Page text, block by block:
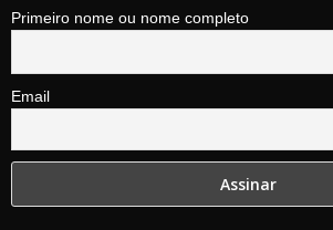
Primeiro nome ou nome completo
Email